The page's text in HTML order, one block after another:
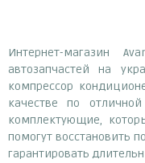
Интернет-магазин
автозапчастей на
компрессор
качестве по
комплектующие,
помогут восстановить
гарантировать